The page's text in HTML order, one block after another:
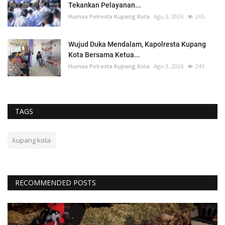
Tekankan Pelayanan...
Humas Polresta Kupang Kota Agu 3, 2026 265
Wujud Duka Mendalam, Kapolresta Kupang
Kota Bersama Ketua...
Humas Polresta Kupang Kota Agu 3, 2026 245
TAGS
kupang kota
RECOMMENDED POSTS